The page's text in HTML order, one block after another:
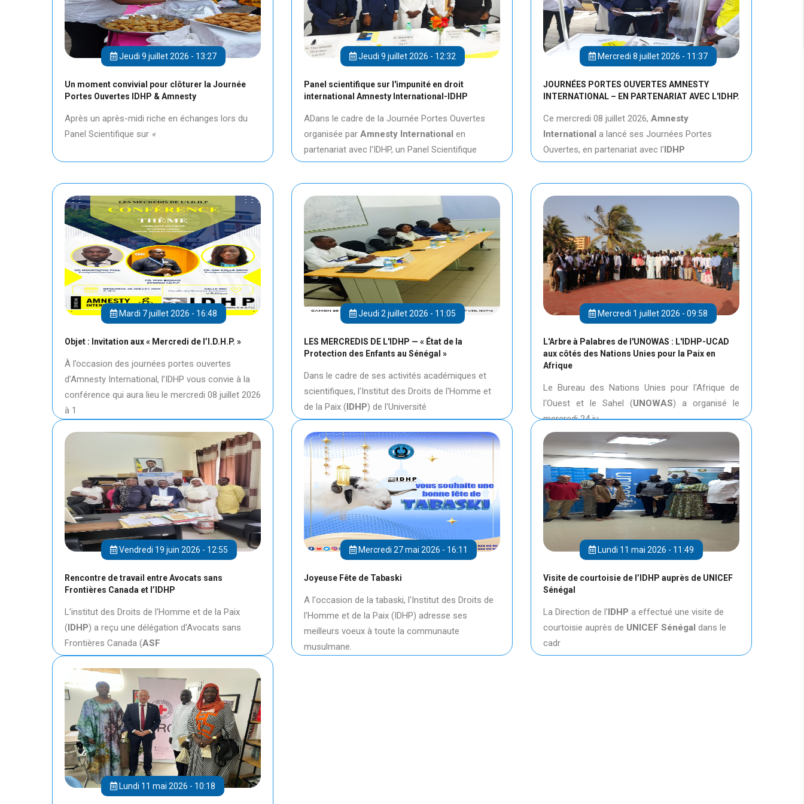
Jeudi 9 juillet 2026 - 13:27
Un moment convivial pour clôturer la Journée
Portes Ouvertes IDHP & Amnesty
Après un après-midi riche en échanges lors du
Panel Scientifique sur «
Jeudi 9 juillet 2026 - 12:32
Panel scientifique sur l'impunité en droit
international Amnesty International-IDHP
ADans le cadre de la Journée Portes Ouvertes
organisée par Amnesty International en
partenariat avec l'IDHP, un Panel Scientifique
Mercredi 8 juillet 2026 - 11:37
JOURNÉES PORTES OUVERTES AMNESTY
INTERNATIONAL – EN PARTENARIAT AVEC L'IDHP.
Ce mercredi 08 juillet 2026, Amnesty
International a lancé ses Journées Portes
Ouvertes, en partenariat avec l'IDHP
Mardi 7 juillet 2026 - 16:48
Objet : Invitation aux « Mercredi de l’I.D.H.P. »
À l’occasion des journées portes ouvertes
d’Amnesty International, l’IDHP vous convie à la
conférence qui aura lieu le mercredi 08 juillet 2026
à 1
Jeudi 2 juillet 2026 - 11:05
LES MERCREDIS DE L'IDHP — « État de la
Protection des Enfants au Sénégal »
Dans le cadre de ses activités académiques et
scientifiques, l'Institut des Droits de l'Homme et
de la Paix (IDHP) de l'Université
Mercredi 1 juillet 2026 - 09:58
L'Arbre à Palabres de l'UNOWAS : L'IDHP-UCAD
aux côtés des Nations Unies pour la Paix en
Afrique
Le Bureau des Nations Unies pour l'Afrique de
l'Ouest et le Sahel (UNOWAS) a organisé le
mercredi 24 ju
Vendredi 19 juin 2026 - 12:55
Rencontre de travail entre Avocats sans
Frontières Canada et l’IDHP
L'institut des Droits de l'Homme et de la Paix
(IDHP) a reçu une délégation d'Avocats sans
Frontières Canada (ASF
Mercredi 27 mai 2026 - 16:11
Joyeuse Fête de Tabaski
A l'occasion de la tabaski, l'Institut des Droits de
l'Homme et de la Paix (IDHP) adresse ses
meilleurs voeux à toute la communaute
musulmane.
Lundi 11 mai 2026 - 11:49
Visite de courtoisie de l’IDHP auprès de UNICEF
Sénégal
La Direction de l'IDHP a effectué une visite de
courtoisie auprès de UNICEF Sénégal dans le
cadr
Lundi 11 mai 2026 - 10:18